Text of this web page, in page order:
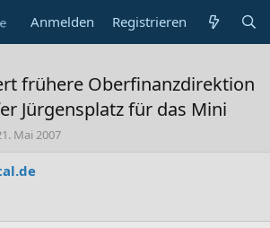
Anmelden Registrieren
frühere Oberfinanzdirektion
Jürgensplatz für das Mini
Mai 2007